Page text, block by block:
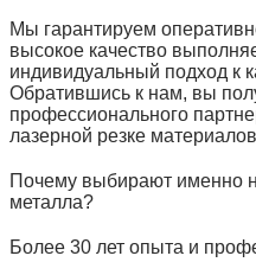
Мы гарантируем
высокое качество
индивидуальный подход к
Обратившись к нам, вы
профессионального
лазерной резке
Почему выбирают именно
металла?
Более 30 лет опыта и